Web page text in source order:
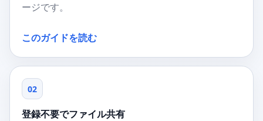
ージです。
このガイドを読む
02
登録不要でファイル共有